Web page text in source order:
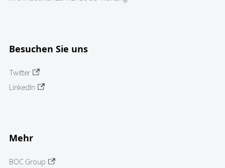
Besuchen Sie uns
Twitter
LinkedIn
Mehr
BOC Group